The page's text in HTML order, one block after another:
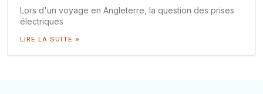
Lors d'un voyage en Angleterre, la question des prises
électriques
LIRE LA SUITE »